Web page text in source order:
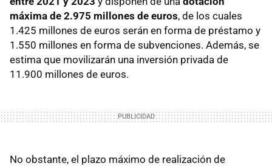
máxima de 2.975 millones de euros, de los cuales
1.425 millones de euros serán en forma de préstamo y
1.550 millones en forma de subvenciones. Además, se
estima que movilizarán una inversión privada de
11.900 millones de euros.
No obstante, el plazo máximo de realización de